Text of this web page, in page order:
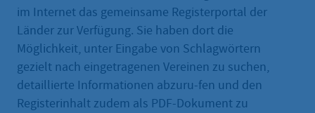
im Internet das gemeinsame Registerportal der
Länder zur Verfügung. Sie haben dort die
Möglichkeit, unter Eingabe von Schlagwörtern
gezielt nach eingetragenen Vereinen zu suchen,
detaillierte Informationen abzuru-fen und den
Registerinhalt zudem als PDF-Dokument zu